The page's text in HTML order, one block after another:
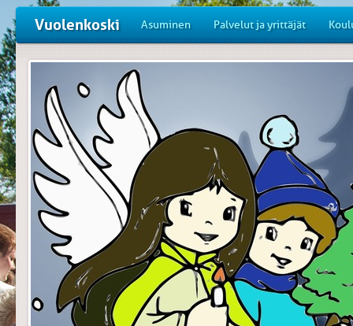
Vuolenkoski Asuminen Palvelut ja yrittäjät